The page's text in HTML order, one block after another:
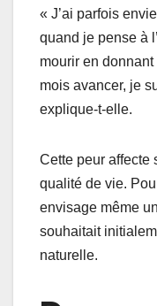
« J’ai parfois
quand je pense à
mourir en
mois avancer, je
explique-t-elle.
Cette peur affecte
qualité de vie.
envisage même
souhaitait
naturelle.